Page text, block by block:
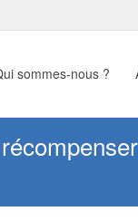
sommes-nous ?